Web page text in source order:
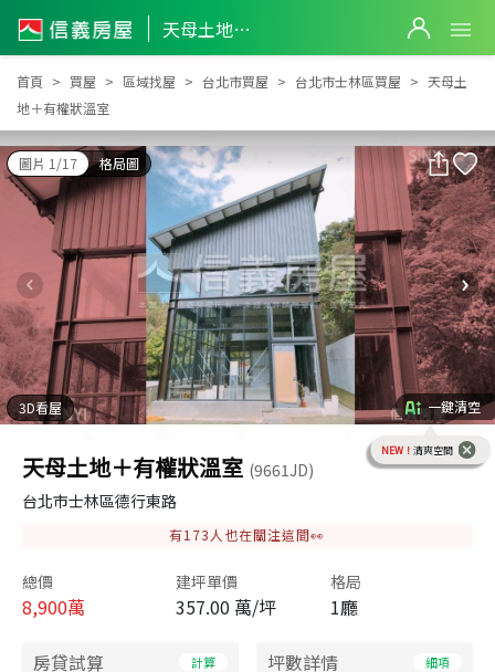
天母土地＋有權狀溫室
天母土地＋有權狀溫室
首頁 買屋 區域找屋 台北市買屋 台北市士林區買屋
天母土
地＋有權狀溫室
圖片 1/17 格局圖
3D看屋 一鍵清空
NEW！ 清爽空間
天母土地＋有權狀溫室 (9661JD)
台北市士林區德行東路
有173 人也在關注這間👀
總價
8,900萬
建坪單價
357.00 萬/坪
格局
1廳
房貸試算 計算 坪數詳情 細項